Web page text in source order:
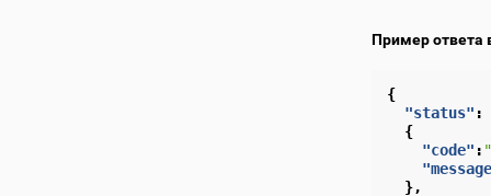
Пример ответа
{
"status" :
{
"code" :
},